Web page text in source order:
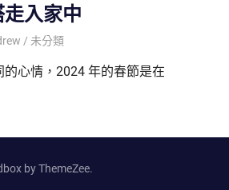
入家中
未分類
心情，2024 年的春節是在
by ThemeZee.